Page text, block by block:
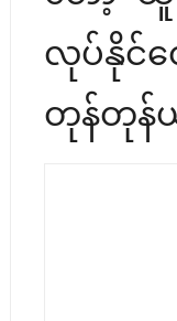
လုပ်နိုင်
တုန်တုန်